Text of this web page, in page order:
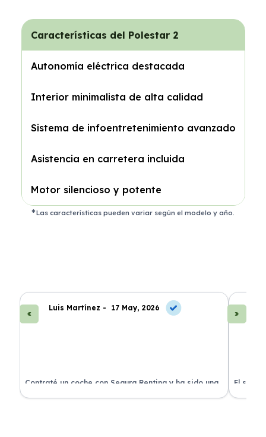
Características del Polestar 2
Autonomía eléctrica destacada
Interior minimalista de alta calidad
Sistema de infoentretenimiento avanzado
Asistencia en carretera incluida
Motor silencioso y potente
Las características pueden variar según el modelo y año.
Luis Martínez - 17 May, 2026
Contraté un coche con Segura Renting y ha sido una
experiencia fantástica. Todo incluido y sin sorpresas.
El
proceso